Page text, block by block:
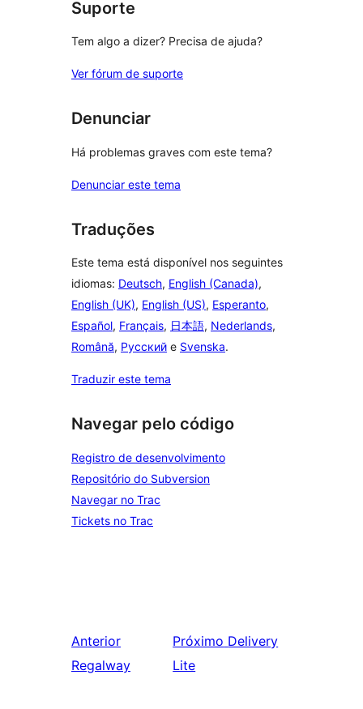
Suporte
Tem algo a dizer? Precisa de ajuda?
Ver fórum de suporte
Denunciar
Há problemas graves com este tema?
Denunciar este tema
Traduções
Este tema está disponível nos seguintes
idiomas: Deutsch, English (Canada),
English (UK), English (US), Esperanto,
Español, Français, 日本語, Nederlands,
Română, Русский e Svenska.
Traduzir este tema
Navegar pelo código
Registro de desenvolvimento
Repositório do Subversion
Navegar no Trac
Tickets no Trac
Anterior
Regalway
Próximo Delivery
Lite